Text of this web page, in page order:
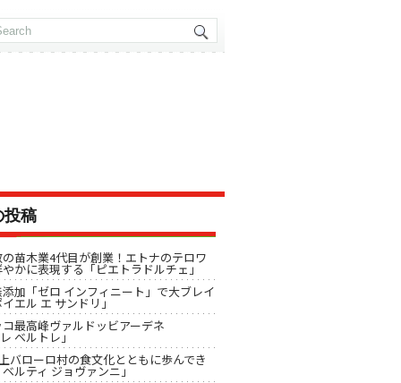
投稿
苗木業4代目が創業！エトナのテロワ
かに表現する「ピエトラドルチェ」
加「ゼロ インフィニート」で大ブレイ
エル エ サンドリ」
最高峰ヴァルドッビアーデネ
ベルトレ」
バローロ村の食文化とともに歩んでき
ルティ ジョヴァンニ」